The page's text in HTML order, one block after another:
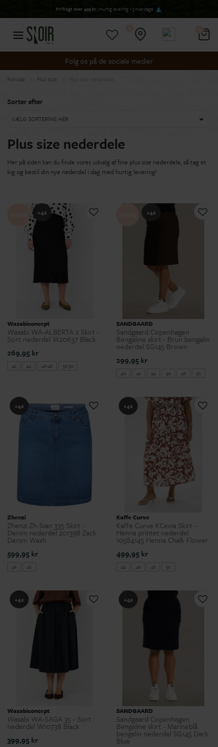
Fri fragt over 499 kr/ Hurtig levering 1-3 hverdage
Følg os på de sociale medier
Forside Plus size
Sorter efter
VÆLG SORTERING HER
Plus size nederdele
Her på siden kan du finde vores udvalg af fine plus size nederdele, så tag et
kig og bestil din nye nederdel i dag med hurtig levering!
+42
Wasabiconcept
Wasabi WA-ALBERTA 2 Skirt -
Sort nederdel W20637 Black
269,95 kr
42 44 46-48 50-52
+42
SANDGAARD
Sandgaard Copenhagen
Bengaline skirt - Brun bengalin
nederdel SG145 Brown
299,95 kr
40 42 44 46 48
50
+42
Zhenzi
Zhenzi Zh-Sian 335 Skirt -
Denim nederdel 201398 Zack
Denim Wash
599,95 kr
46 48
+42
Kaffe Curve
Kaffe Curve KCevia Skirt -
Henna printet nederdel
10584145 Henna Chalk Flower
499,95 kr
44 46 48 50
+42
Wasabiconcept
Wasabi WA-SAGA 35 - Sort
nederdel W10738 Black
399,95 kr
+42
SANDGAARD
Sandgaard Copenhagen
Bengaline skirt - Marineblå
bengalin nederdel SG145 Dark
Blue